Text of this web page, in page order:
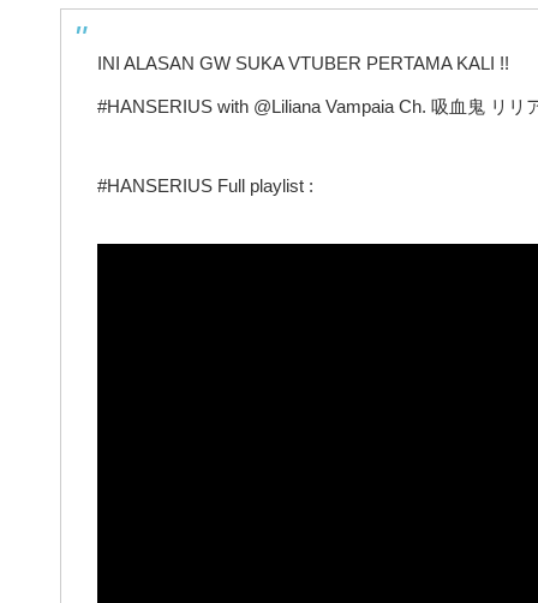
INI ALASAN GW SUKA VTUBER PERTAMA KALI !!
#HANSERIUS with @Liliana Vampaia Ch. 吸血鬼 リリ
#HANSERIUS Full playlist :